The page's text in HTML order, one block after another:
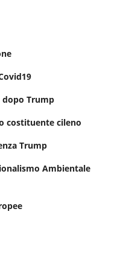
dopo Trump
costituente cileno
Trump
Ambientale